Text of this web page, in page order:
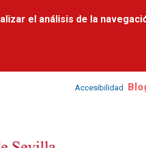
el análisis de la
Accesibilidad